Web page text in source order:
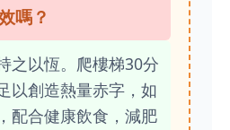
嗎？
之以恆。爬樓梯30分
以創造熱量赤字，如
配合健康飲食，減肥